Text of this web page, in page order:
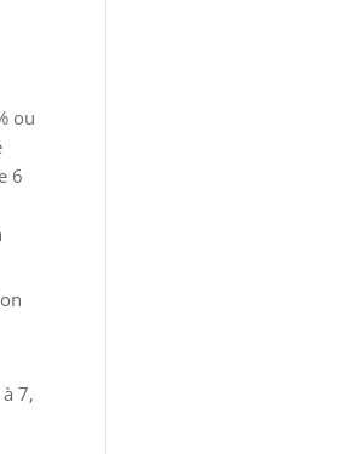
ou
6
7,